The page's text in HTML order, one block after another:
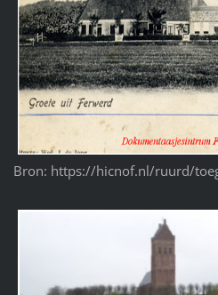
Bron: https://hicnof.nl/ruurd/